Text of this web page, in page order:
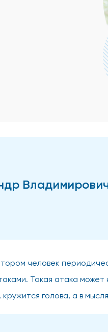
человек
Такая атака
голова, а в